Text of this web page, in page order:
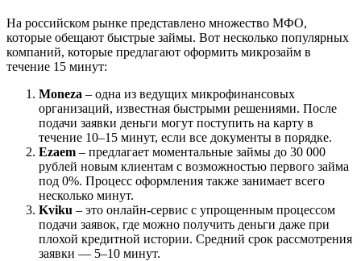
На российском рынке представлено множество МФО,
которые обещают быстрые займы. Вот несколько популярных
компаний, которые предлагают оформить микрозайм в
течение 15 минут:
Moneza – одна из ведущих микрофинансовых
организаций, известная быстрыми решениями. После
подачи заявки деньги могут поступить на карту в
течение 10–15 минут, если все документы в порядке.
Ezaem – предлагает моментальные займы до 30 000
рублей новым клиентам с возможностью первого займа
под 0%. Процесс оформления также занимает всего
несколько минут.
Kviku – это онлайн-сервис с упрощенным процессом
подачи заявок, где можно получить деньги даже при
плохой кредитной истории. Средний срок рассмотрения
заявки — 5–10 минут.